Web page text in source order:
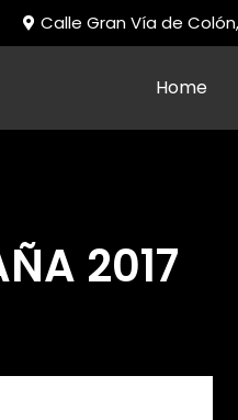
Calle Gran Vía de
Home
2017